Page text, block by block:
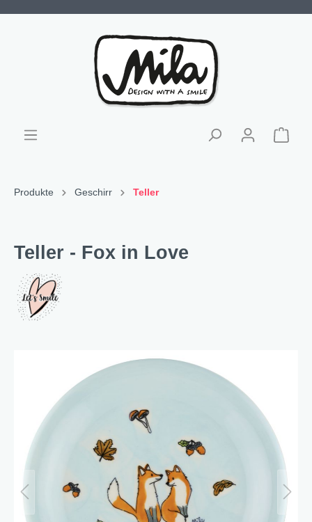
Produkte Geschirr Teller
Teller - Fox in Love